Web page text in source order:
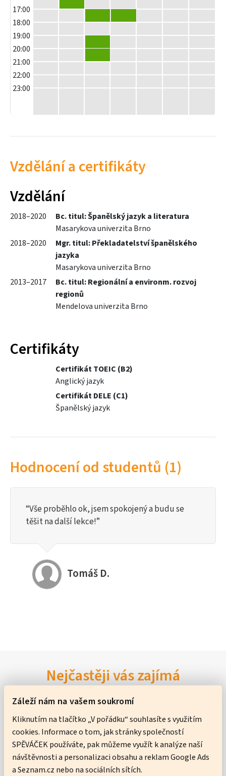
Záleží nám na vašem soukromí
Kliknutím na tlačítko „V pořádku“ souhlasíte s využitím
cookies. Informace o tom, jak stránky společností
SPĚVÁČEK používáte, pak můžeme využít k analýze naší
návštěvnosti a personalizaci obsahu a reklam Google Ads
a Seznam.cz nebo na sociálních sítích.
17:00
18:00
19:00
20:00
21:00
22:00
23:00
Vzdělání a certifikáty
Vzdělání
2018–2020
Bc. titul: Španělský jazyk a literatura
Masarykova univerzita Brno
2018–2020
Mgr. titul: Překladatelství španělského
jazyka
Masarykova univerzita Brno
2013–2017
Bc. titul: Regionální a environm. rozvoj
regionů
Mendelova univerzita Brno
Certifikáty
Certifikát TOEIC (B2)
Anglický jazyk
Certifikát DELE (C1)
Španělský jazyk
Hodnocení od studentů (1)
Tomáš D.
“Vše proběhlo ok, jsem spokojený a budu se
těšit na další lekce!”
Nejčastěji vás zajímá
Jak správně vybrat lektora?
Jsou lektoři Katalogu lektorů
profesionální učitelé jazyků?